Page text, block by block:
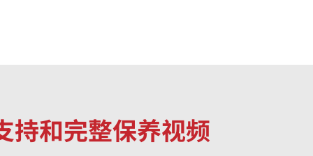
持和完整保养视频